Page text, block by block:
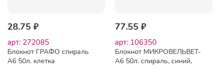
28.75 ₽
арт: 272085
Блокнот ГРАФО спираль
А6 50л. клетка
77.55 ₽
арт: 106350
Блокнот МИКРОВЕЛЬВЕТ-
А6 50л. спираль, синий,